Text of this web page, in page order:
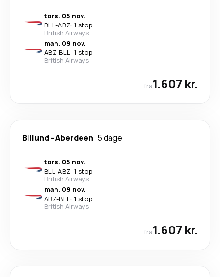
tors. 05 nov.
BLL-ABZ· 1 stop
British Airways
man. 09 nov.
ABZ-BLL· 1 stop
British Airways
fra1.607 kr.
Billund-Aberdeen 5 dage
tors. 05 nov.
BLL-ABZ· 1 stop
British Airways
man. 09 nov.
ABZ-BLL· 1 stop
British Airways
fra1.607 kr.